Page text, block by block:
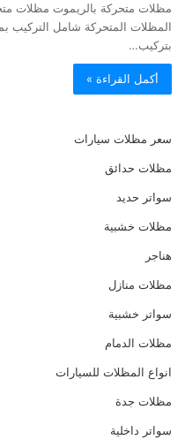
مظلات متحركة بالريموت مظلات
المظلات المتحركة شامل
بتركيب…
أكمل القراءة »
سعر مظلات سيارات
مظلات حدائق
سواتر حديد
مظلات خشبية
هناجر
مظلات منازل
سواتر خشبية
مظلات الدمام
انواع المظلات للسيارات
مظلات جدة
سواتر داخلية